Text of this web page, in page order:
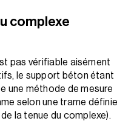
complexe
pas vérifiable aisément
le support béton étant
une méthode de mesure
selon une trame définie
la tenue du complexe).